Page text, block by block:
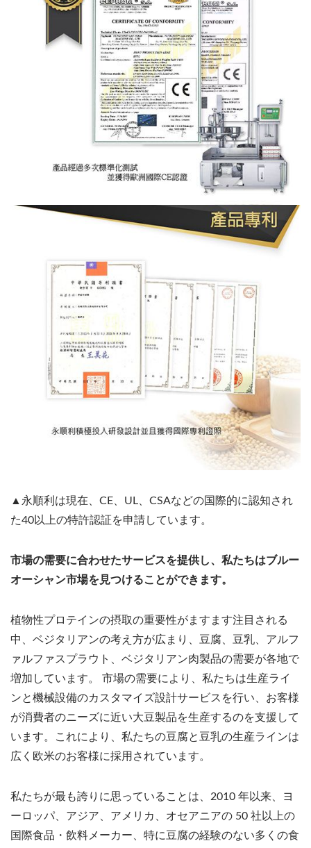
▲永順利は現在、CE、UL、CSAなどの国際的に認知され
た40以上の特許認証を申請しています。
市場の需要に合わせたサービスを提供し、私たちはブルー
オーシャン市場を見つけることができます。
植物性プロテインの摂取の重要性がますます注目される
中、ベジタリアンの考え方が広まり、豆腐、豆乳、アルフ
ァルファスプラウト、ベジタリアン肉製品の需要が各地で
増加しています。 市場の需要により、私たちは生産ライ
ンと機械設備のカスタマイズ設計サービスを行い、お客様
が消費者のニーズに近い大豆製品を生産するのを支援して
います。これにより、私たちの豆腐と豆乳の生産ラインは
広く欧米のお客様に採用されています。
私たちが最も誇りに思っていることは、2010 年以来、ヨ
ーロッパ、アジア、アメリカ、オセアニアの 50 社以上の
国際食品・飲料メーカー、特に豆腐の経験のない多くの食